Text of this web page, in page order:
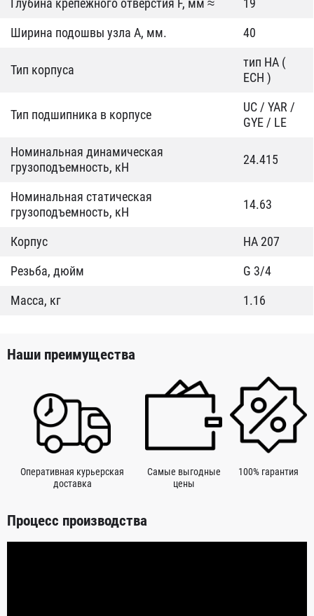
Глубина крепежного отверстия F, мм ≈
19
Ширина подошвы узла А, мм.
40
Тип корпуса
тип HA (
ECH )
Тип подшипника в корпусе
UC / YAR /
GYE / LE
Номинальная динамическая
грузоподъемность, кН
24.415
Номинальная статическая
грузоподъемность, кН
14.63
Корпус
HA 207
Резьба, дюйм
G 3/4
Масса, кг
1.16
Наши преимущества
Оперативная курьерская
доставка
Самые выгодные
цены
100% гарантия
Процесс производства